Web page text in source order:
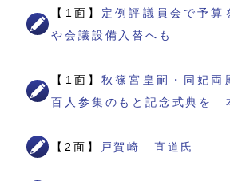
【1面】 定例評議員会で予
や会議設備入替へも
【1面】秋篠宮皇嗣・同妃
百人参集のもと記念式典を
【2面】 戸賀崎 直道氏